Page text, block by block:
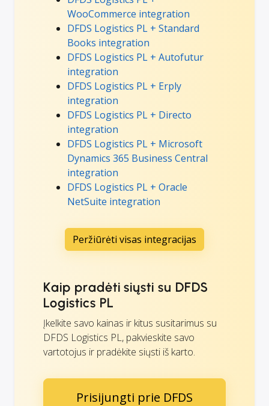
WooCommerce integration
DFDS Logistics PL + Standard
Books integration
DFDS Logistics PL + Autofutur
integration
DFDS Logistics PL + Erply
integration
DFDS Logistics PL + Directo
integration
DFDS Logistics PL + Microsoft
Dynamics 365 Business Central
integration
DFDS Logistics PL + Oracle
NetSuite integration
Peržiūrėti visas integracijas
Kaip pradėti siųsti su DFDS
Logistics PL
Įkelkite savo kainas ir kitus susitarimus su
DFDS Logistics PL, pakvieskite savo
vartotojus ir pradėkite siųsti iš karto.
Prisijungti prie DFDS